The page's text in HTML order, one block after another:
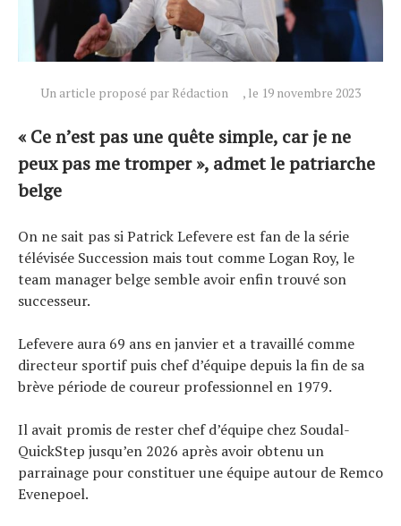
Un article proposé par Rédaction , le 19 novembre 2023
« Ce n’est pas une quête simple, car je ne
peux pas me tromper », admet le patriarche
belge
On ne sait pas si Patrick Lefevere est fan de la série
télévisée Succession mais tout comme Logan Roy, le
team manager belge semble avoir enfin trouvé son
successeur.
Lefevere aura 69 ans en janvier et a travaillé comme
directeur sportif puis chef d’équipe depuis la fin de sa
brève période de coureur professionnel en 1979.
Il avait promis de rester chef d’équipe chez Soudal-
QuickStep jusqu’en 2026 après avoir obtenu un
parrainage pour constituer une équipe autour de Remco
Evenepoel.
Actualités
Tests de produits
Conseils
Tendances
À propos